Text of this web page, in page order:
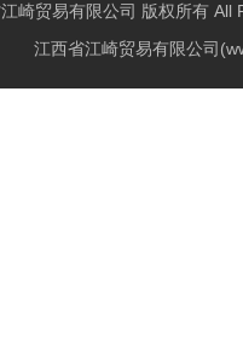
崎贸易有限公司 版权所有 All
江西省江崎贸易有限公司